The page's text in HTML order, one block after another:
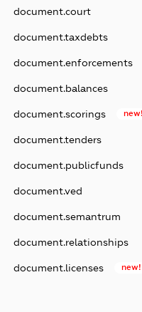
document.court
document.taxdebts
document.enforcements
document.balances
document.scorings new!
document.tenders
document.publicfunds
document.ved
document.semantrum
document.relationships
document.licenses new!